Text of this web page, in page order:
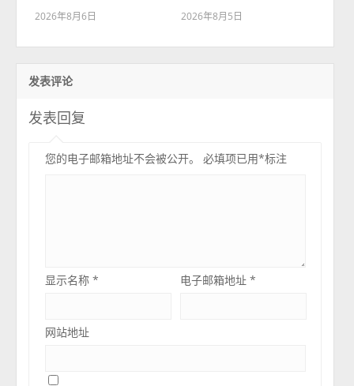
2026年8月6日 2026年8月5日
发表评论
发表回复
您的电子邮箱地址不会被公开。 必填项已用*标注
显示名称* 电子邮箱地址*
网站地址